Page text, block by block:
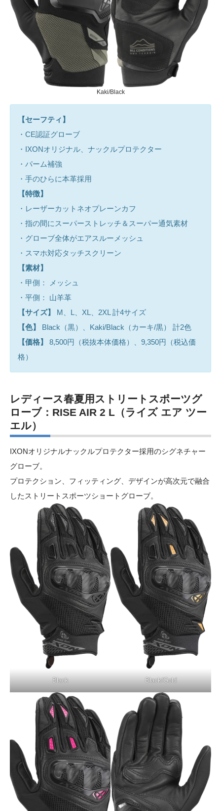
Kaki/Black
【セーフティ】
・CE認証グローブ
・IXONオリジナル、ナックルプロテクター
・パーム補強
・手のひらに本革採用
【特徴】
・レーザーカットネオプレーンカフ
・指の間にスーパーストレッチ＆スーパー通気素材
・グローブ全体がエアスルーメッシュ
・スマホ対応タッチスクリーン
【素材】
・甲側： メッシュ
・平側： 山羊革
【サイズ】 M、L、XL、2XL 計4サイズ
【色】 Black（黒）、Kaki/Black（カーキ/黒） 計2色
【価格】
8,500円（税抜本体価格）、9,350円（税込価
格）
レディース春夏用ストリートスポーツグ
ローブ：RISE AIR 2 L（ライズ エア ツー
エル）
IXONオリジナルナックルプロテクター採用のシグネチャー
グローブ。
プロテクション、フィッティング、デザインが高次元で融合
したストリートスポーツショートグローブ。
Black Black/Gold